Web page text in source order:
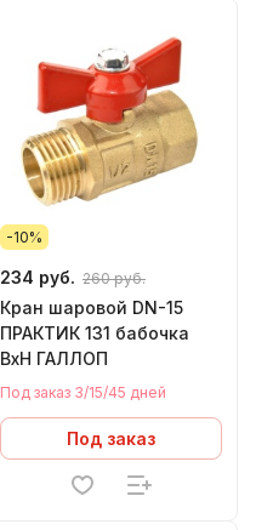
-10%
234 руб. 260 руб.
Кран шаровой DN-15
ПРАКТИК 131 бабочка
ВхН ГАЛЛОП
Под заказ 3/15/45 дней
Под заказ